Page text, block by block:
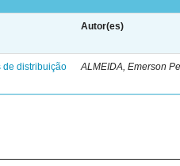
Autor(es)
de distribuição
ALMEIDA, Emerson